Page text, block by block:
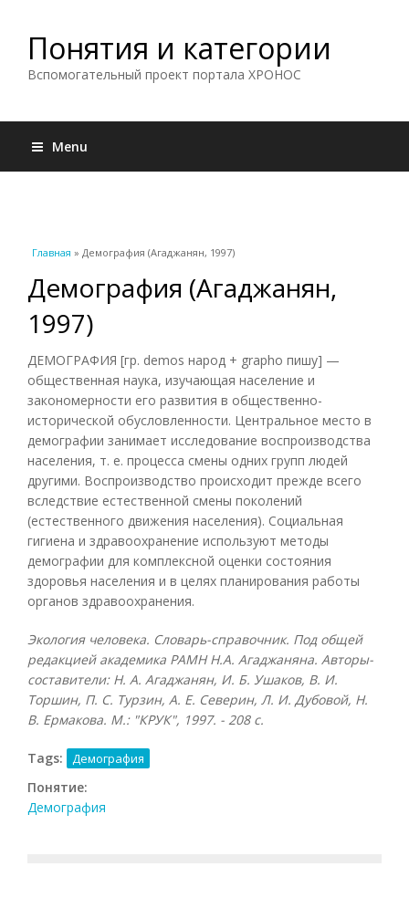
Понятия и категории
Вспомогательный проект портала ХРОНОС
Menu
Вы здесь
Главная » Демография (Агаджанян, 1997)
Демография (Агаджанян,
1997)
ДЕМОГРАФИЯ [гр. demos народ + grapho пишу] —
общественная наука, изучающая население и
закономерности его развития в общественно-
исторической обусловленности. Центральное место в
демографии занимает исследование воспроизводства
населения, т. е. процесса смены одних групп людей
другими. Воспроизводство происходит прежде всего
вследствие естественной смены поколений
(естественного движения населения). Социальная
гигиена и здравоохранение используют методы
демографии для комплексной оценки состояния
здоровья населения и в целях планирования работы
органов здравоохранения.
Экология человека. Словарь-справочник. Под общей
редакцией академика РАМН Н.А. Агаджаняна. Авторы-
составители: Н. А. Агаджанян, И. Б. Ушаков, В. И.
Торшин, П. С. Турзин, А. Е. Северин, Л. И. Дубовой, Н.
В. Ермакова. М.: "КРУК", 1997. - 208 с.
Tags: Демография
Понятие:
Демография